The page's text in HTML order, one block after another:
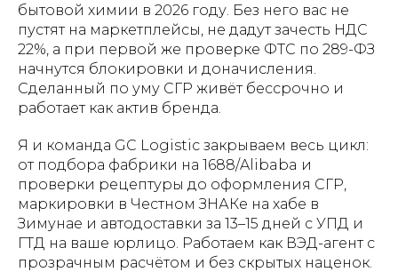
бытовой химии в 2026 году. Без него вас не
пустят на маркетплейсы, не дадут зачесть НДС
22%, а при первой же проверке ФТС по 289-ФЗ
начнутся блокировки и доначисления.
Сделанный по уму СГР живёт бессрочно и
работает как актив бренда.
Я и команда GC Logistic закрываем весь цикл:
от подбора фабрики на 1688/Alibaba и
проверки рецептуры до оформления СГР,
маркировки в Честном ЗНАКе на хабе в
Зимунае и автодоставки за 13–15 дней с УПД и
ГТД на ваше юрлицо. Работаем как ВЭД-агент с
прозрачным расчётом и без скрытых наценок.